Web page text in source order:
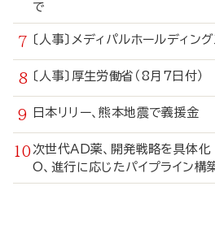
で
〔人事〕メディパルホールディ
〔人事〕厚生労働省（8月7日付
日本リリー、熊本地震で義援金
次世代AD薬、開発戦略を具体
O、進行に応じたパイプライン構